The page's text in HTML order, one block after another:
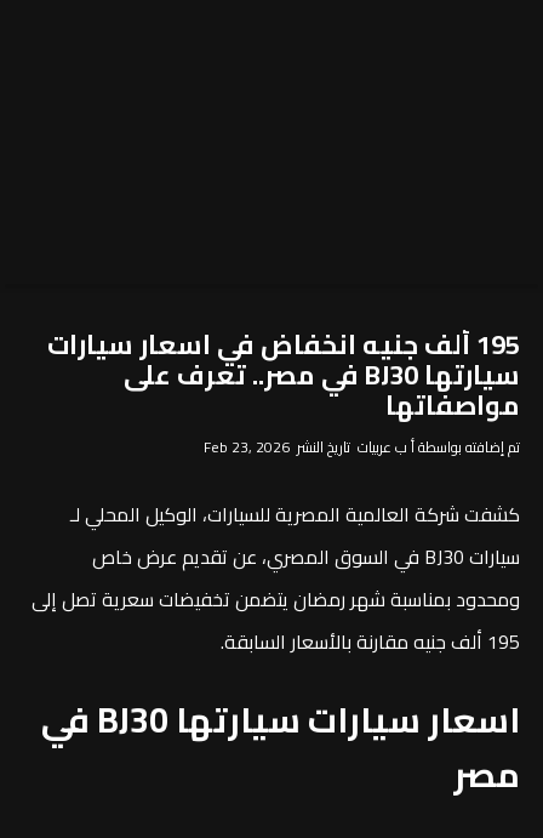
195 ألف جنيه انخفاض في اسعار سيارات
سيارتها BJ30 في مصر.. تعرف على
مواصفاتها
تم إضافته بواسطة أ ب عربيات تاريخ النشر Feb 23, 2026
كشفت شركة العالمية المصرية للسيارات، الوكيل المحلي لـ
سيارات BJ30 في السوق المصري، عن تقديم عرض خاص
ومحدود بمناسبة شهر رمضان يتضمن تخفيضات سعرية تصل إلى
195 ألف جنيه مقارنة بالأسعار السابقة.
اسعار سيارات سيارتها BJ30 في
مصر